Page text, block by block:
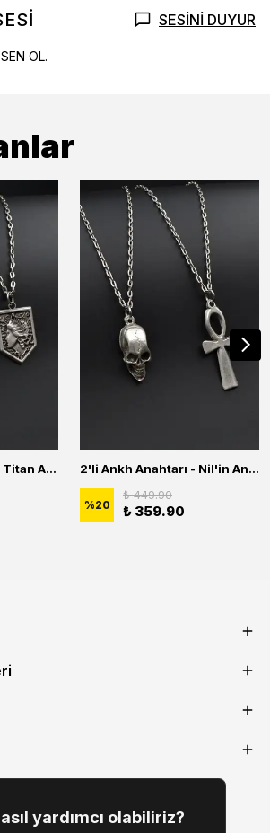
SESİNİ DUYUR
OL.
2'li Anime Attack On Titan Acrylic Maria Anime Naruto Erkek Kadın Kolye Seti 2'li Ankh Anahtarı - Nil'in Anahtarı - Kuru Kafa Erkek Kadın Kolye Seti
%20
₺ 449.90
₺ 359.90
yardımcı olabiliriz?